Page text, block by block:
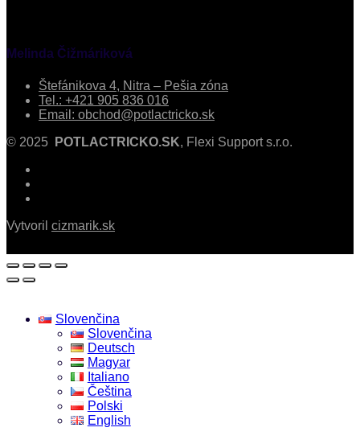
Melinda Čižmáriková
Štefánikova 4, Nitra – Pešia zóna
Tel.: +421 905 836 016
Email: obchod@potlactricko.sk
© 2025
POTLACTRICKO.SK, Flexi Support s.r.o.
Vytvoril cizmarik.sk
Slovenčina
Slovenčina
Deutsch
Magyar
Italiano
Čeština
Polski
English